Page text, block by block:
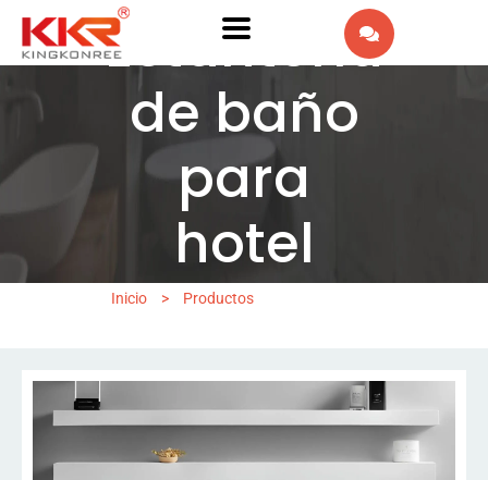
IW
DE
NL
RU
Estantería
de baño
para
hotel
Inicio > Productos